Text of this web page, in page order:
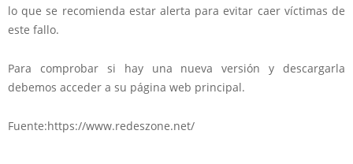
lo que se recomienda estar alerta para evitar caer víctimas de
este fallo.
Para comprobar si hay una nueva versión y descargarla
debemos acceder a su página web principal.
Fuente:https://www.redeszone.net/